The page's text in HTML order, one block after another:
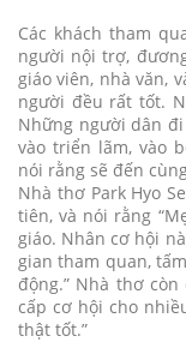
Các khách tham
người nội trợ,
giáo viên, nhà văn,
người đều rất tốt.
Những người dân
vào triển lãm, vào
nói rằng sẽ đến
Nhà thơ Park Hyo
tiên, và nói rằng
giáo. Nhân cơ hội
gian tham quan,
động.” Nhà thơ
cấp cơ hội cho
thật tốt.”